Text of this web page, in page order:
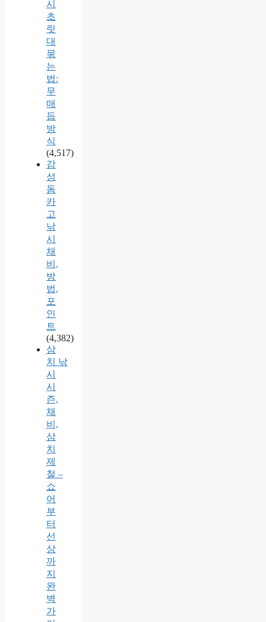
시
초
릿
대
묶
는
법:
무
매
듭
방
식
(4,517)
감
성
돔
카
고
낚
시
채
비,
방
법,
포
인
트
(4,382)
삼
치 낚
시
시
즌,
채
비,
삼
치
제
철 –
쇼
어
부
터
선
상
까
지
완
벽
가